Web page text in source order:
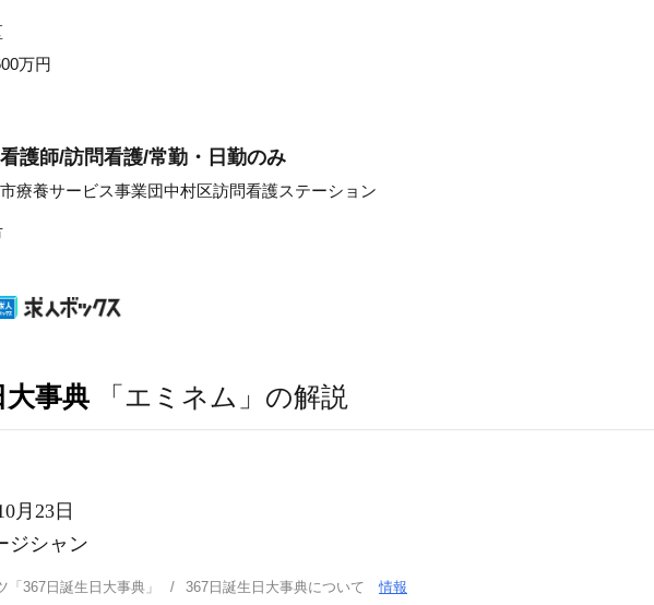
万円
護師/訪問看護/常勤・日勤のみ
療養サービス事業団中村区訪問看護ステーション
大事典 「エミネム」の解説
月23日
ジシャン
「367日誕生日大事典」 367日誕生日大事典について情報